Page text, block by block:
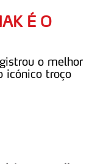
É O
o melhor
icónico troço